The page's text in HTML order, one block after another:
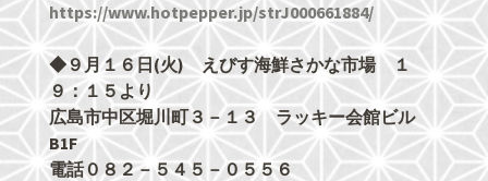
https://www.hotpepper.jp/strJ000661884/
◆９月１６日(火) えびす海鮮さかな市場 １
９：１５より
広島市中区堀川町３－１３ ラッキー会館ビル
B1F
電話０８２－５４５－０５５６